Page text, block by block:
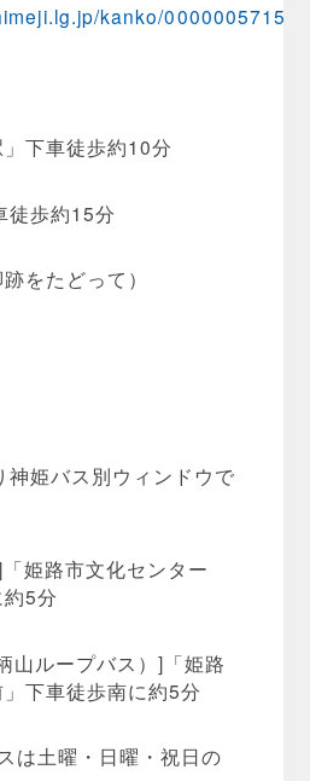
kanko/
下車徒歩約10分
徒歩約15分
をたどって）
神姫バス別ウィンドウで
姫路市文化センター
5分
山ループバス）]「姫路
下車徒歩南に約5分
は土曜・日曜・祝日の